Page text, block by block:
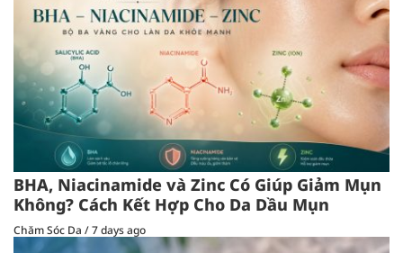
BHA, Niacinamide và Zinc Có Giúp Giảm Mụn
Không? Cách Kết Hợp Cho Da Dầu Mụn
Chăm Sóc Da /7 days ago